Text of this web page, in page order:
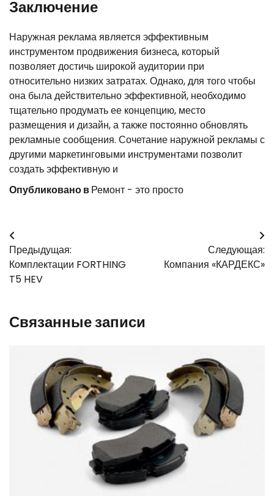
Заключение
Наружная реклама является эффективным
инструментом продвижения бизнеса, который
позволяет достичь широкой аудитории при
относительно низких затратах. Однако, для того чтобы
она была действительно эффективной, необходимо
тщательно продумать ее концепцию, место
размещения и дизайн, а также постоянно обновлять
рекламные сообщения. Сочетание наружной рекламы с
другими маркетинговыми инструментами позволит
создать эффективную и
Опубликовано вРемонт - это просто
Навигация
по
записям
Предыдущая:
Комплектации FORTHING
T5 HEV
Следующая:
Компания «КАРДЕКС»
Связанные записи